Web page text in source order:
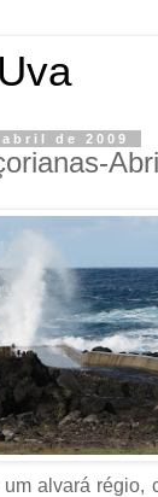
de 2009
alvará régio,